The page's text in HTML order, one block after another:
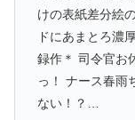
けの表紙差分絵
ドにあまとろ濃
録作＊ 司令官お
っ！ ナース春雨
ない！？…